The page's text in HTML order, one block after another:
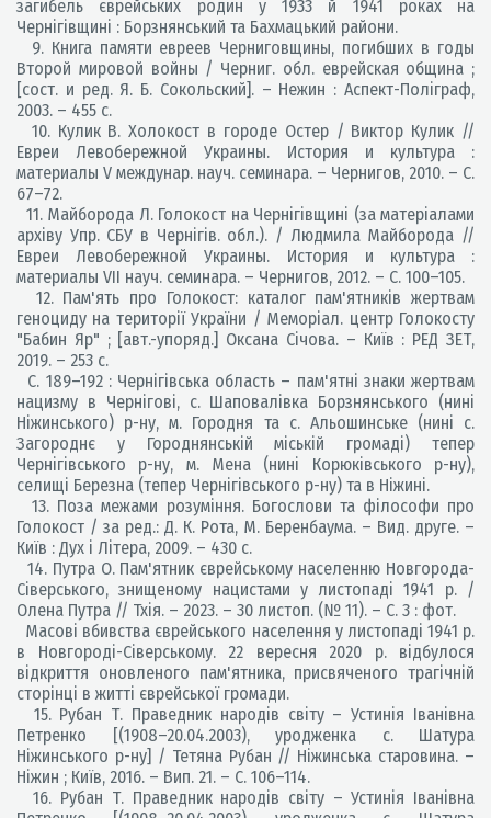
загибель єврейських родин у 1933 й 1941 роках на
Чернігівщині : Борзнянський та Бахмацький райони.
9. Книга памяти евреев Черниговщины, погибших в годы
Второй мировой войны / Черниг. обл. еврейская община ;
[сост. и ред. Я. Б. Сокольский]. – Нежин : Аспект-Поліграф,
2003. – 455 с.
10. Кулик В. Холокост в городе Остер / Виктор Кулик //
Евреи Левобережной Украины. История и культура :
материалы V междунар. науч. семинара. – Чернигов, 2010. – С.
67–72.
11. Майборода Л. Голокост на Чернігівщині (за матеріалами
архіву Упр. СБУ в Чернігів. обл.). / Людмила Майборода //
Евреи Левобережной Украины. История и культура :
материалы VII науч. семинара. – Чернигов, 2012. – С. 100–105.
12. Пам'ять про Голокост: каталог пам'ятників жертвам
геноциду на території України / Меморіал. центр Голокосту
"Бабин Яр" ; [авт.-упоряд.] Оксана Січова. – Київ : РЕД ЗЕТ,
2019. – 253 с.
С. 189–192 : Чернігівська область – пам'ятні знаки жертвам
нацизму в Чернігові, с. Шаповалівка Борзнянського (нині
Ніжинського) р-ну, м. Городня та с. Альошинське (нині с.
Загороднє у Городнянській міській громаді) тепер
Чернігівського р-ну, м. Мена (нині Корюківського р-ну),
селищі Березна (тепер Чернігівського р-ну) та в Ніжині.
13. Поза межами розуміння. Богослови та філософи про
Голокост / за ред.: Д. К. Рота, М. Беренбаума. – Вид. друге. –
Київ : Дух і Літера, 2009. – 430 с.
14. Путра О. Пам'ятник єврейському населенню Новгорода-
Сіверського, знищеному нацистами у листопаді 1941 р. /
Олена Путра // Тхія. – 2023. – 30 листоп. (№ 11). – С. 3 : фот.
Масові вбивства єврейського населення у листопаді 1941 р.
в Новгороді-Сіверському. 22 вересня 2020 р. відбулося
відкриття оновленого пам'ятника, присвяченого трагічній
сторінці в житті єврейської громади.
15. Рубан Т. Праведник народів світу – Устинія Іванівна
Петренко [(1908–20.04.2003), уродженка с. Шатура
Ніжинського р-ну] / Тетяна Рубан // Ніжинська старовина. –
Ніжин ; Київ, 2016. – Вип. 21. – С. 106–114.
16. Рубан Т. Праведник народів світу – Устинія Іванівна